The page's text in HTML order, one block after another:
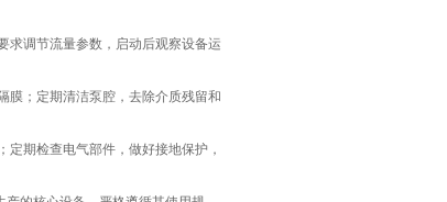
调节流量参数，启动后观察设备运
；定期清洁泵腔，去除介质残留和
期检查电气部件，做好接地保护，